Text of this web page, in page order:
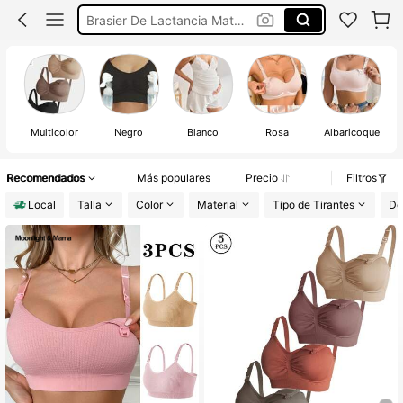
Brasier De Lactancia Materna
Ajustadores De Lactancia
Sujetador De Lactancia
Brasier De Lactancia
Multicolor Negro Blanco Rosa Albaricoque
Recomendados Más populares Precio
Filtros
Local
Talla Color Material Tipo de Tirantes